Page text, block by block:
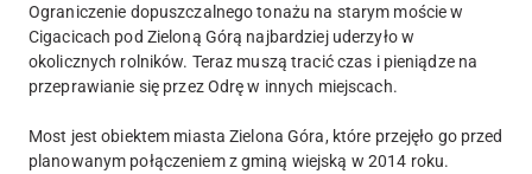
Ograniczenie dopuszczalnego tonażu na starym moście w
Cigacicach pod Zieloną Górą najbardziej uderzyło w
okolicznych rolników. Teraz muszą tracić czas i pieniądze na
przeprawianie się przez Odrę w innych miejscach.
Most jest obiektem miasta Zielona Góra, które przejęło go przed
planowanym połączeniem z gminą wiejską w 2014 roku.